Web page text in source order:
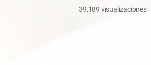
octubre
39,189 visualizaciones